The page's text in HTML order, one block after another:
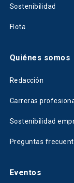
Sostenibilidad
Flota
Quiénes somos
Redacción
Carreras
Sostenibilidad
Preguntas
Eventos